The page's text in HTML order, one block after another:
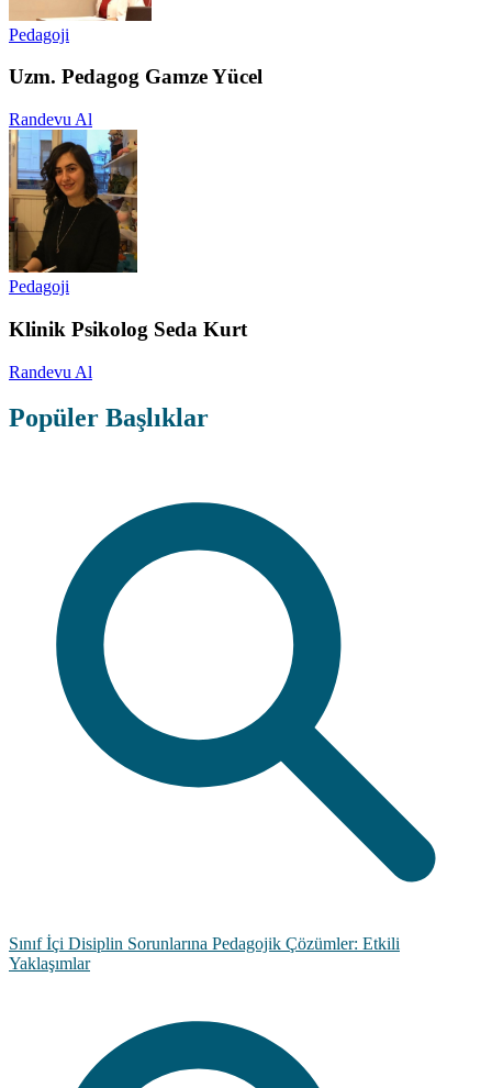
Pedagoji
Uzm. Pedagog Gamze Yücel
Randevu Al
Pedagoji
Klinik Psikolog Seda Kurt
Randevu Al
Popüler Başlıklar
Sınıf İçi Disiplin Sorunlarına Pedagojik Çözümler: Etkili
Yaklaşımlar